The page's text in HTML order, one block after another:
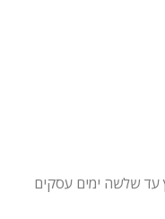
שלשה ימים עסקים